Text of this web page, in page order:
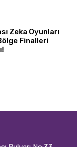
Zeka Oyunları
Finalleri